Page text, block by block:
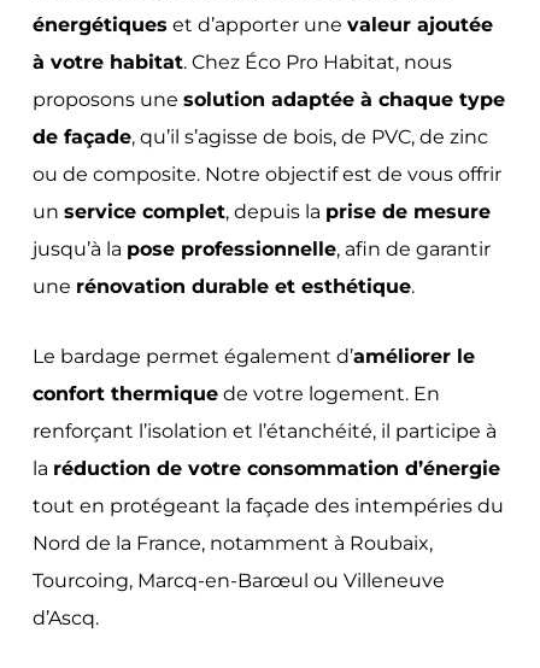
énergétiques et d’apporter une valeur ajoutée
à votre habitat. Chez Éco Pro Habitat, nous
proposons une solution adaptée à chaque type
de façade, qu’il s’agisse de bois, de PVC, de zinc
ou de composite. Notre objectif est de vous offrir
un service complet, depuis la prise de mesure
jusqu’à la pose professionnelle, afin de garantir
une rénovation durable et esthétique.
Le bardage permet également d’améliorer le
confort thermiquede votre logement. En
renforçant l’isolation et l’étanchéité, il participe à
la réduction de votre consommation d’énergie
tout en protégeant la façade des intempéries du
Nord de la France, notamment à Roubaix,
Tourcoing, Marcq-en-Barœul ou Villeneuve
d’Ascq.